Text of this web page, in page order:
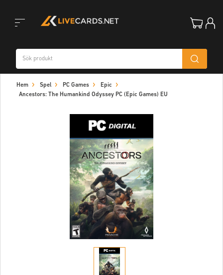
navigation
Hem Spel PC Games
Epic
Ancestors: The Humankind Odyssey PC (Epic Games) EU